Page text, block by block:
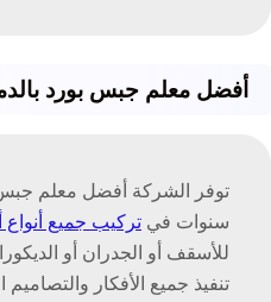
أفضل معلم جبس بورد
توفر الشركة أفضل معلم جبس
سنوات في تركيب جميع أنواع
للأسقف أو الجدران أو
تنفيذ جميع الأفكار والتصاميم